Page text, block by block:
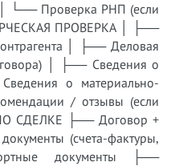
│ └── Проверка РНП (если
ПРОВЕРКА │ ├──
│ ├── Деловая
│ ├── Сведения о
о материально-
/ отзывы (если
СДЕЛКЕ ├── Договор +
(счета-фактуры,
документы ├──